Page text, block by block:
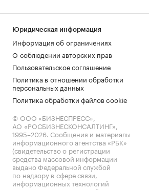
Юридическая информация
Информация об ограничениях
О соблюдении авторских прав
Пользовательское соглашение
Политика в отношении обработки
персональных данных
Политика обработки файлов cookie
© ООО «БИЗНЕСПРЕСС»,
АО «РОСБИЗНЕСКОНСАЛТИНГ»,
1995–2026. Сообщения и материалы
информационного агентства «РБК»
(свидетельство о регистрации
средства массовой информации
выдано Федеральной службой
по надзору в сфере связи,
информационных технологий